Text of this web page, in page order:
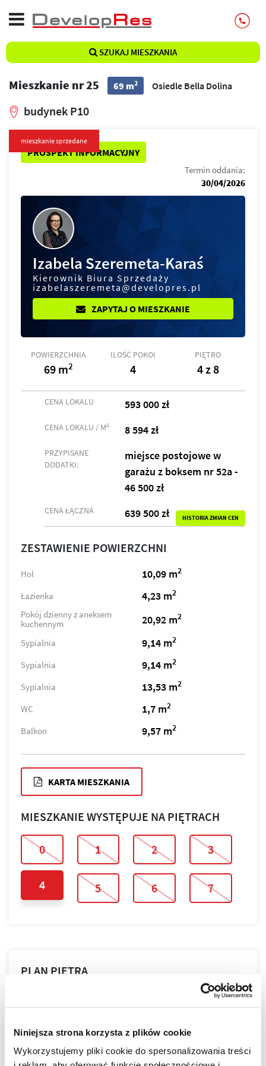
Niniejsza strona korzysta z plików cookie
Wykorzystujemy pliki cookie do spersonalizowania treści
SZUKAJ MIESZKANIA
Mieszkanie nr 25 69 m2 Osiedle Bella Dolina
budynek P10
PROSPEKT INFORMACYJNY
mieszkanie sprzedane
Termin oddania:
30/04/2026
Izabela Szeremeta-Karaś
Kierownik Biura Sprzedaży
izabelaszeremeta@developres.pl
ZAPYTAJ O MIESZKANIE
POWIERZCHNIA
69 m2
ILOŚĆ POKOI
4
PIĘTRO
4 z 8
CENA LOKALU 593 000 zł
CENA LOKALU / M2 8 594 zł
PRZYPISANE
DODATKI:
miejsce postojowe w
garażu z boksem nr 52a -
46 500 zł
CENA ŁĄCZNA 639 500 zł HISTORIA ZMIAN CEN
ZESTAWIENIE POWIERZCHNI
Hol 10,09 m2
Łazienka 4,23 m2
Pokój dzienny z aneksem
kuchennym
20,92 m2
Sypialnia 9,14 m2
Sypialnia 9,14 m2
Sypialnia 13,53 m2
WC 1,7 m2
Balkon 9,57 m2
KARTA MIESZKANIA
MIESZKANIE WYSTĘPUJE NA PIĘTRACH
0 1 2 3
4 5 6 7
PLAN PIĘTRA
PLAN MIESZKANIA